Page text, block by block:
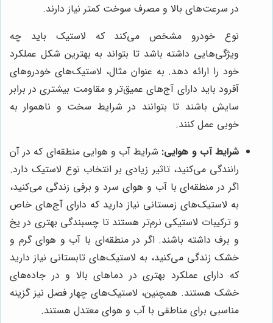
در سرعت‌های بالا و مصرف سوخت کمتر نیاز دارند.
نوع خودرو مشخص می‌کند که لاستیک باید چه
ویژگی‌هایی داشته باشد تا بتواند به بهترین شکل عملکرد
خود را ارائه دهد. به عنوان مثال، لاستیک‌های خودروهای
آفرود باید دارای آج‌های عمیق‌تر و مقاومت بیشتری در برابر
سایش باشند تا بتوانند در شرایط سخت و ناهموار به
خوبی عمل کنند.
شرایط آب و هوایی: شرایط آب و هوایی منطقه‌ای که در آن
رانندگی می‌کنید، تاثیر زیادی بر انتخاب نوع لاستیک دارد.
اگر در منطقه‌ای با آب و هوای سرد و برفی زندگی می‌کنید،
به لاستیک‌های زمستانی نیاز دارید که دارای آج‌های خاص
و ترکیبات لاستیکی نرم‌تر هستند تا چسبندگی بهتری در یخ
و برف داشته باشند. اگر در منطقه‌ای با آب و هوای گرم و
خشک زندگی می‌کنید، به لاستیک‌های تابستانی نیاز دارید
که دارای عملکرد بهتری در دماهای بالا و در جاده‌های
خشک هستند. همچنین، لاستیک‌های چهار فصل نیز گزینه
مناسبی برای مناطقی با آب و هوای معتدل هستند.